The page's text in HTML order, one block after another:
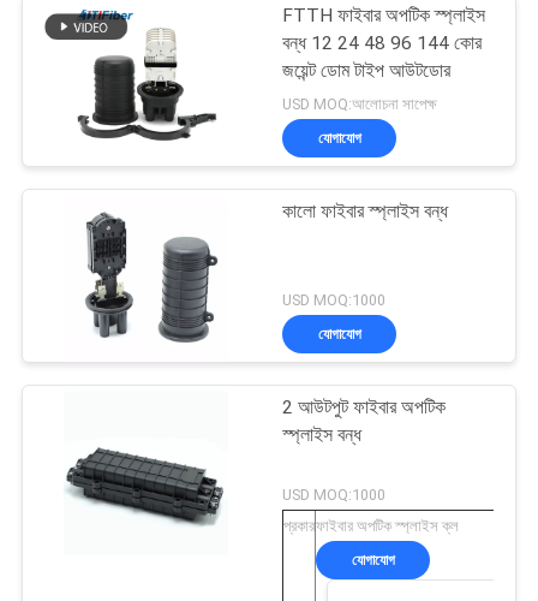
FTTH ফাইবার অপটিক স্প্লাইস
বন্ধ 12 24 48 96 144 কোর
জয়েন্ট ডোম টাইপ আউটডোর
USD MOQ:আলোচনা সাপেক্ষ
যোগাযোগ
কালো ফাইবার স্প্লাইস বন্ধ
USD MOQ:1000
যোগাযোগ
2 আউটপুট ফাইবার অপটিক
স্প্লাইস বন্ধ
USD MOQ:1000
প্রকারফাইবার অপটিক স্প্লাইস ক্ল
যোগাযোগ